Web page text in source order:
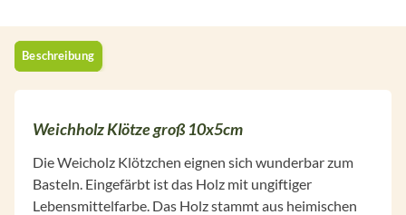
Beschreibung
Weichholz Klötze groß 10x5cm
Die Weicholz Klötzchen eignen sich wunderbar zum
Basteln. Eingefärbt ist das Holz mit ungiftiger
Lebensmittelfarbe. Das Holz stammt aus heimischen